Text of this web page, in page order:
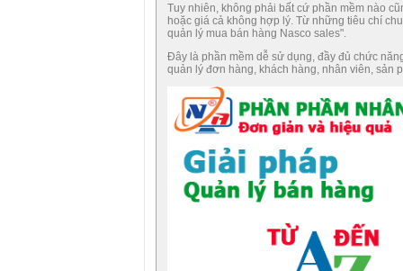
Tuy nhiên, không phải bất cứ phần mềm nào
hoặc giá cả không hợp lý. Từ những tiêu chí
quản lý mua bán hàng Nasco sales".
Đây là phần mềm dễ sử dụng, đầy đủ chức
quản lý đơn hàng, khách hàng, nhân viên, sản